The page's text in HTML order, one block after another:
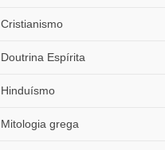
Cristianismo
Doutrina Espírita
Hinduísmo
Mitologia grega